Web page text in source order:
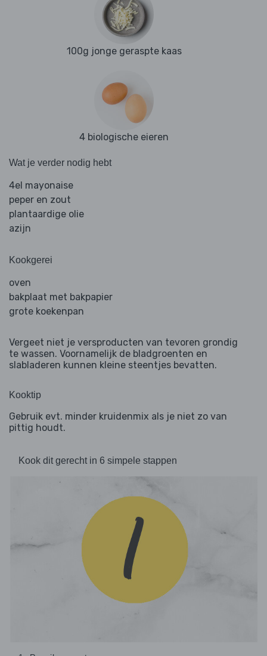
100g jonge geraspte kaas
4 biologische eieren
Wat je verder nodig hebt
4el mayonaise
peper en zout
plantaardige olie
azijn
Kookgerei
oven
bakplaat met bakpapier
grote koekenpan
Vergeet niet je versproducten van tevoren grondig
te wassen. Voornamelijk de bladgroenten en
slabladeren kunnen kleine steentjes bevatten.
Kooktip
Gebruik evt. minder kruidenmix als je niet zo van
pittig houdt.
Kook dit gerecht in 6 simpele stappen